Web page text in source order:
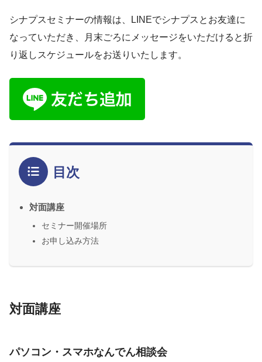
シナプスセミナーの情報は、LINEでシナプスとお友達に
なっていただき、月末ごろにメッセージをいただけると折
り返しスケジュールをお送りいたします。
目次
対面講座
セミナー開催場所
お申し込み方法
対面講座
パソコン・スマホなんでん相談会